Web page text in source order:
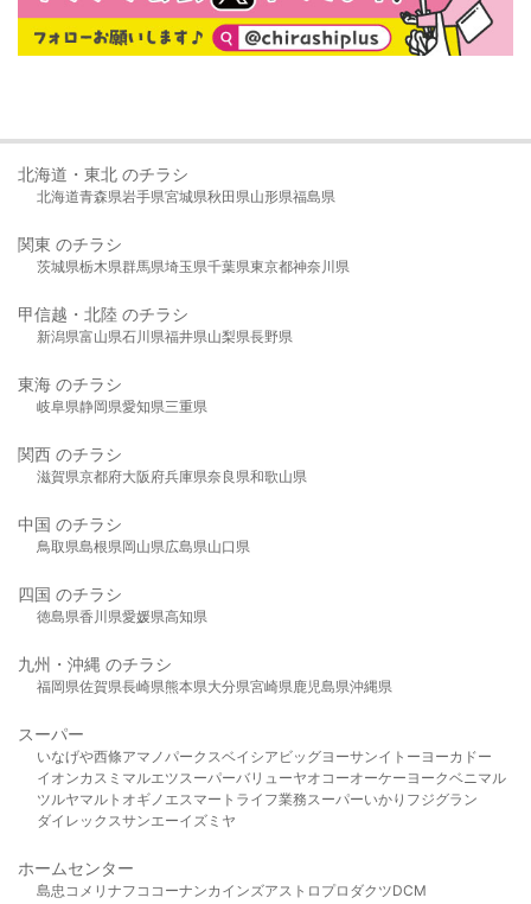
北海道・東北 のチラシ
北海道青森県岩手県宮城県秋田県山形県福島県
関東 のチラシ
茨城県栃木県群馬県埼玉県千葉県東京都神奈川県
甲信越・北陸 のチラシ
新潟県富山県石川県福井県山梨県長野県
東海 のチラシ
岐阜県静岡県愛知県三重県
関西 のチラシ
滋賀県京都府大阪府兵庫県奈良県和歌山県
中国 のチラシ
鳥取県島根県岡山県広島県山口県
四国 のチラシ
徳島県香川県愛媛県高知県
九州・沖縄 のチラシ
福岡県佐賀県長崎県熊本県大分県宮崎県鹿児島県沖縄県
スーパー
いなげや西條アマノパークスベイシア ビッグヨーサンイトーヨーカドー
イオンカスミ マルエツスーパーバリューヤオコーオーケー ヨークベニマル
ツルヤマルト オギノ エスマート ライフ業務スーパーいかり フジグラン
ダイレックスサンエーイズミヤ
ホームセンター
島忠 コメリ ナフコ コーナンカインズアストロプロダクツDCM